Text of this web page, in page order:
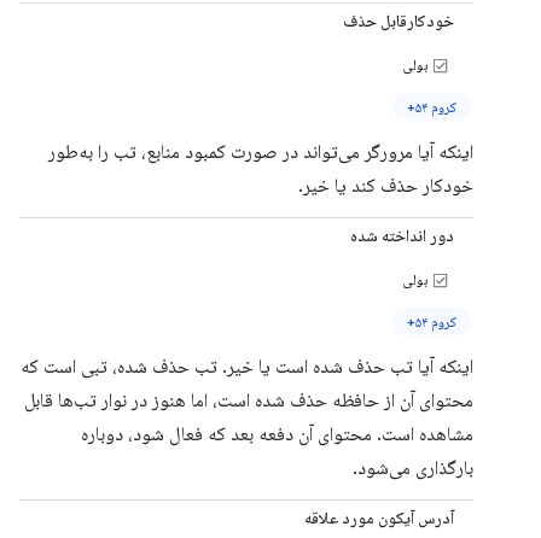
خودکارقابل حذف
بولی
کروم ۵۴+
اینکه آیا مرورگر می‌تواند در صورت کمبود منابع، تب را به‌طور
خودکار حذف کند یا خیر.
دور انداخته شده
بولی
کروم ۵۴+
اینکه آیا تب حذف شده است یا خیر. تب حذف شده، تبی است که
محتوای آن از حافظه حذف شده است، اما هنوز در نوار تب‌ها قابل
مشاهده است. محتوای آن دفعه بعد که فعال شود، دوباره
بارگذاری می‌شود.
آدرس آیکون مورد علاقه